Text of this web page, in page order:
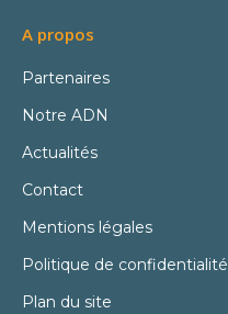
A propos
Partenaires
Notre ADN
Actualités
Contact
Mentions légales
Politique de confidentialité
Plan du site